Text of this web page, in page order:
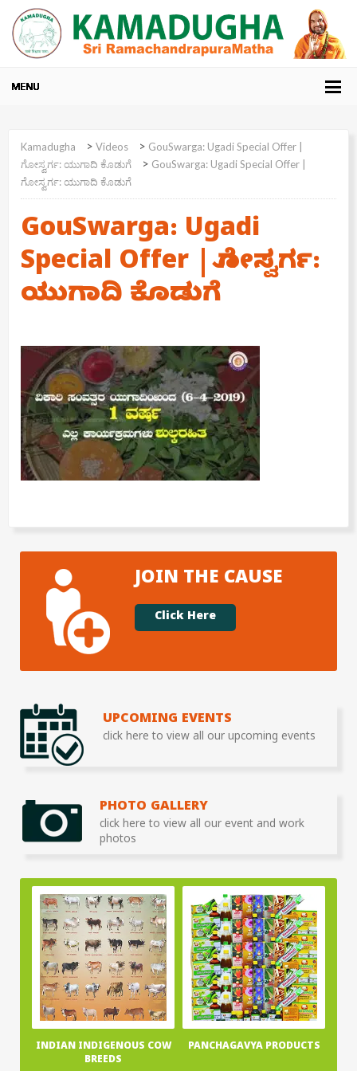
Kamadugha > Videos > GouSwarga: Ugadi Special Offer |
ಗೋಸ್ವರ್ಗ: ಯುಗಾದಿ ಕೊಡುಗೆ
> GouSwarga: Ugadi Special Offer |
ಗೋಸ್ವರ್ಗ: ಯುಗಾದಿ ಕೊಡುಗೆ
GouSwarga: Ugadi
Special Offer | ಗೋಸ್ವರ್ಗ:
ಯುಗಾದಿ ಕೊಡುಗೆ
JOIN THE CAUSE
Click Here
UPCOMING EVENTS
click here to view all our upcoming events
PHOTO GALLERY
click here to view all our event and work
photos
INDIAN INDIGENOUS COW
BREEDS
PANCHAGAVYA PRODUCTS